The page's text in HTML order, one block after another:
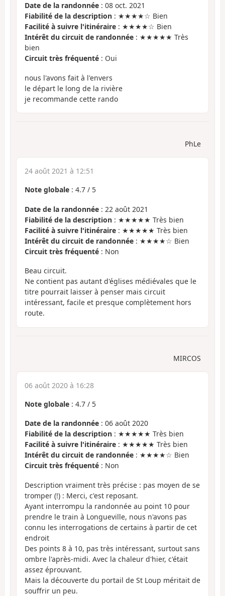
Date de la randonnée : 08 oct. 2021
Fiabilité de la description : ★★★★☆ Bien
Facilité à suivre l'itinéraire : ★★★★☆ Bien
Intérêt du circuit de randonnée : ★★★★★ Très
bien
Circuit très fréquenté : Oui
nous l'avons fait à l'envers
le départ le long de la rivière
je recommande cette rando
PhLe
24 août 2021 à 12:51
Note globale : 4.7 / 5
Date de la randonnée : 22 août 2021
Fiabilité de la description : ★★★★★ Très bien
Facilité à suivre l'itinéraire : ★★★★★ Très bien
Intérêt du circuit de randonnée : ★★★★☆ Bien
Circuit très fréquenté : Non
Beau circuit.
Ne contient pas autant d'églises médiévales que le
titre pourrait laisser à penser mais circuit
intéressant, facile et presque complètement hors
route.
MIRCOS
06 août 2020 à 16:28
Note globale : 4.7 / 5
Date de la randonnée : 06 août 2020
Fiabilité de la description : ★★★★★ Très bien
Facilité à suivre l'itinéraire : ★★★★★ Très bien
Intérêt du circuit de randonnée : ★★★★☆ Bien
Circuit très fréquenté : Non
Description vraiment très précise : pas moyen de se
tromper (!) : Merci, c'est reposant.
Ayant interrompu la randonnée au point 10 pour
prendre le train à Longueville, nous n'avons pas
connu les interrogations de certains à partir de cet
endroit
Des points 8 à 10, pas très intéressant, surtout sans
ombre l'après-midi. Avec la chaleur d'hier, c'était
assez éprouvant.
Mais la découverte du portail de St Loup méritait de
souffrir un peu.